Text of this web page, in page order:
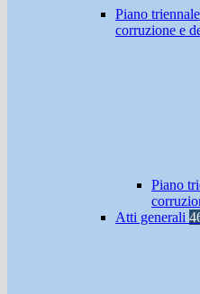
Piano
corruzione e
Piano
Atti generali